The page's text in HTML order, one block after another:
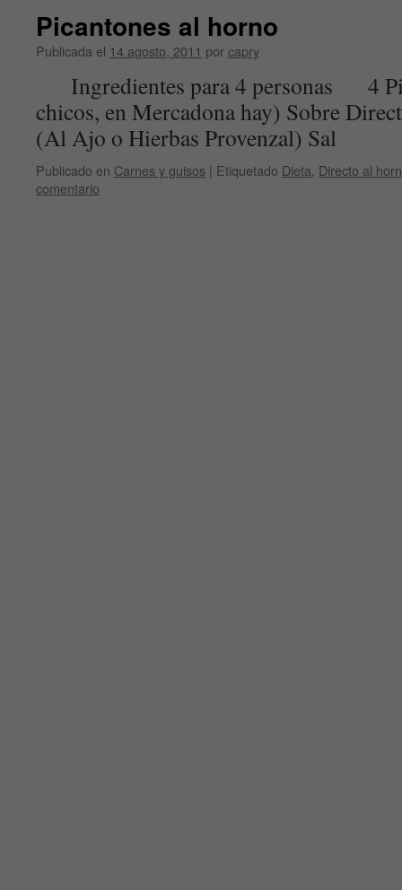
Picantones al horno
Publicada el 14 agosto, 2011 porcapry
Ingredientes para 4 personas 4
chicos, en Mercadona hay) Sobre
(Al Ajo o Hierbas Provenzal) Sal
Publicado en Carnes y guisos | Etiquetado Dieta Directo al
comentario